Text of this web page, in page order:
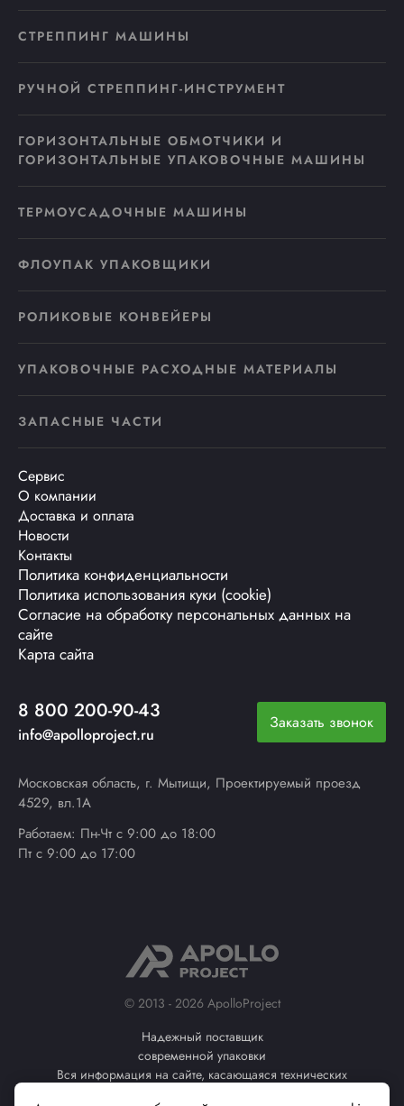
СТРЕППИНГ МАШИНЫ
РУЧНОЙ СТРЕППИНГ-ИНСТРУМЕНТ
ГОРИЗОНТАЛЬНЫЕ ОБМОТЧИКИ И
ГОРИЗОНТАЛЬНЫЕ УПАКОВОЧНЫЕ МАШИНЫ
ТЕРМОУСАДОЧНЫЕ МАШИНЫ
ФЛОУПАК УПАКОВЩИКИ
РОЛИКОВЫЕ КОНВЕЙЕРЫ
УПАКОВОЧНЫЕ РАСХОДНЫЕ МАТЕРИАЛЫ
ЗАПАСНЫЕ ЧАСТИ
© 2013 - 2026 ApolloProject
Надежный поставщик
современной упаковки
Вся информация на сайте, касающаяся технических
Сервис
О компании
Доставка и оплата
Новости
Контакты
Политика конфиденциальности
Политика использования куки (cookie)
Согласие на обработку персональных данных на
сайте
Карта сайта
8 800 200-90-43
info@apolloproject.ru
Заказать звонок
Московская область, г. Мытищи, Проектируемый проезд
4529, вл.1А
Работаем: Пн-Чт с 9:00 до 18:00
Пт с 9:00 до 17:00